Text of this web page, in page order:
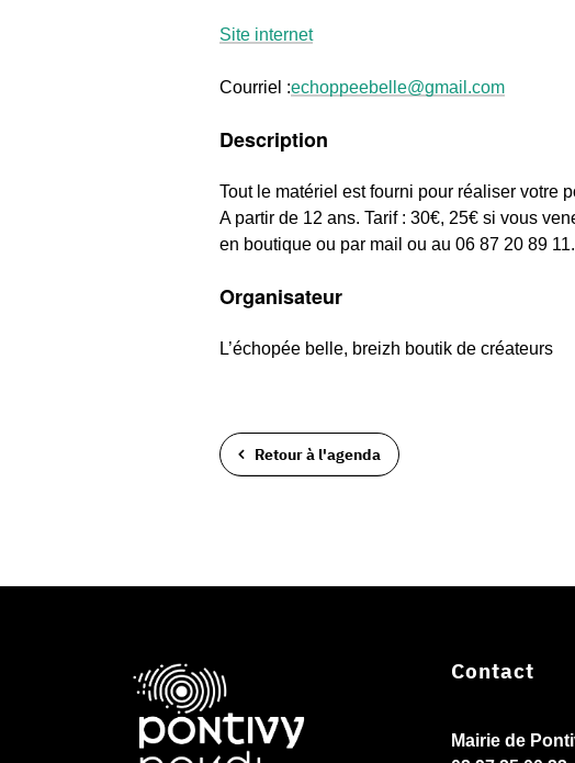
Site internet
Courriel :echoppeebelle@gmail.com
Description
Tout le matériel est fourni pour réaliser votre
A partir de 12 ans. Tarif : 30€, 25€ si vous
en boutique ou par mail ou au 06 87 20 89 11.
Organisateur
L’échopée belle, breizh boutik de créateurs
Retour à l'agenda
Contact
Mairie de